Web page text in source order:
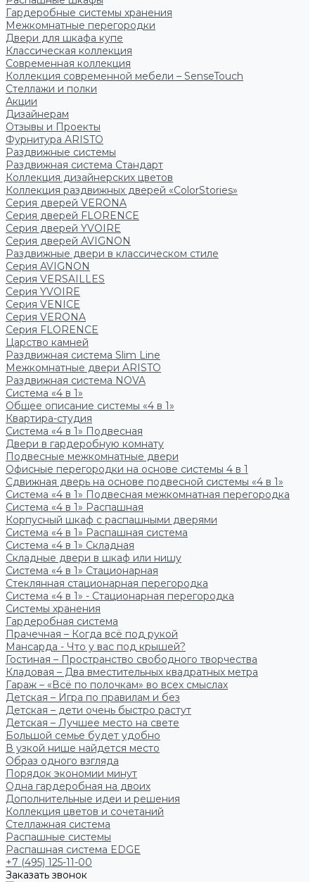
Гардеробные системы хранения
Межкомнатные перегородки
Двери для шкафа купе
Классическая коллекция
Современная коллекция
Коллекция современной мебели – SenseTouch
Стеллажи и полки
Акции
Дизайнерам
Отзывы и Проекты
Фурнитура ARISTO
Раздвижные системы
Раздвижная система Стандарт
Коллекция дизайнерских цветов
Коллекция раздвижных дверей «ColorStories»
Серия дверей VERONA
Серия дверей FLORENCE
Серия дверей YVOIRE
Серия дверей AVIGNON
Раздвижные двери в классическом стиле
Серия AVIGNON
Серия VERSAILLES
Серия YVOIRE
Серия VENICE
Серия VERONA
Серия FLORENCE
Царство камней
Раздвижная система Slim Line
Межкомнатные двери ARISTO
Раздвижная система NOVA
Система «4 в 1»
Общее описание системы «4 в 1»
Квартира-студия
Система «4 в 1» Подвесная
Двери в гардеробную комнату
Подвесные межкомнатные двери
Офисные перегородки на основе системы 4 в 1
Сдвижная дверь на основе подвесной системы «4 в 1»
Система «4 в 1» Подвесная межкомнатная перегородка
Система «4 в 1» Распашная
Корпусный шкаф с распашными дверями
Система «4 в 1» Распашная система
Система «4 в 1» Складная
Складные двери в шкаф или нишу
Система «4 в 1» Стационарная
Стеклянная стационарная перегородка
Система «4 в 1» - Стационарная перегородка
Системы хранения
Гардеробная система
Прачечная – Когда всё под рукой
Мансарда - Что у вас под крышей?
Гостиная – Пространство свободного творчества
Кладовая – Два вместительных квадратных метра
Гараж – «Всё по полочкам» во всех смыслах
Детская – Игра по правилам и без
Детская – дети очень быстро растут
Детская – Лучшее место на свете
Большой семье будет удобно
В узкой нише найдется место
Образ одного взгляда
Порядок экономии минут
Одна гардеробная на двоих
Дополнительные идеи и решения
Коллекция цветов и сочетаний
Стеллажная система
Распашные системы
Распашная система EDGE
+7 (495) 125-11-00
Заказать звонок